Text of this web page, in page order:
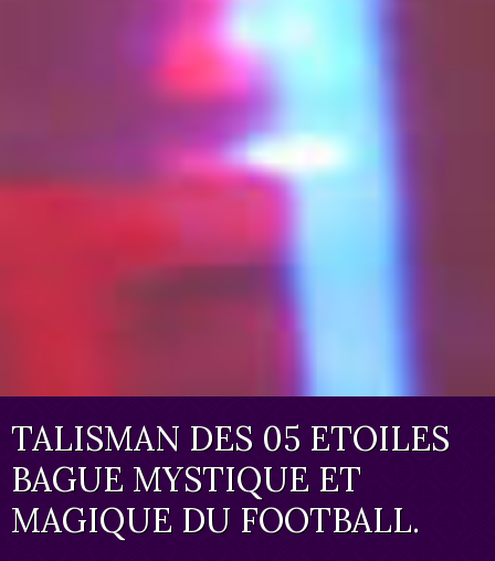
TALISMAN DES 05 ETOILES
BAGUE MYSTIQUE ET
MAGIQUE DU FOOTBALL.